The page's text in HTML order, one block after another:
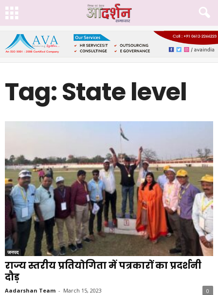
Tag: State level
जनपद
राज्य स्तरीय प्रतियोगिता में पत्रकारों का प्रदर्शनी
दौड़
Aadarshan Team - March 15, 2023 0